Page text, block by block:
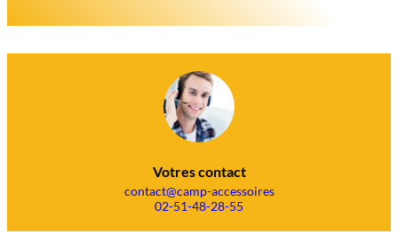
Votres contact
contact@camp-accessoires
02-51-48-28-55